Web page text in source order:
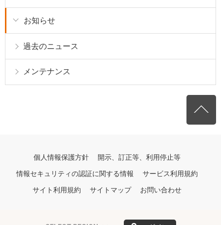
お知らせ
過去のニュース
メンテナンス
個人情報保護方針 開示、訂正等、利用停止等
情報セキュリティの認証に関する情報 サービス利用規約
サイト利用規約 サイトマップ お問い合わせ